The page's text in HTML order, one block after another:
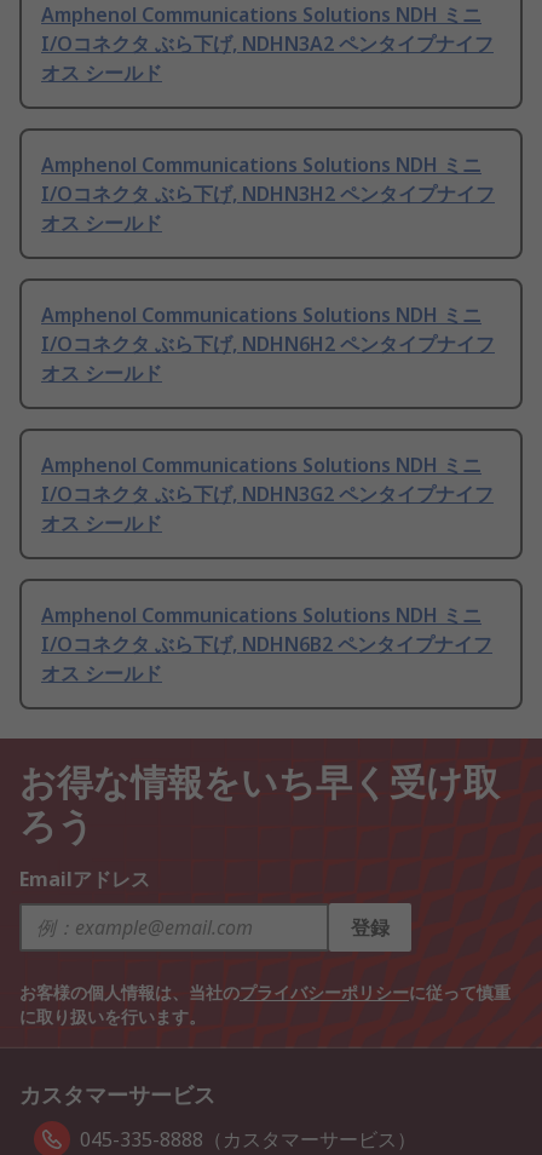
Amphenol Communications Solutions NDH ミニ
I/Oコネクタ ぶら下げ, NDHN3A2 ペンタイプナイフ
オス シールド
Amphenol Communications Solutions NDH ミニ
I/Oコネクタ ぶら下げ, NDHN3H2 ペンタイプナイフ
オス シールド
Amphenol Communications Solutions NDH ミニ
I/Oコネクタ ぶら下げ, NDHN6H2 ペンタイプナイフ
オス シールド
Amphenol Communications Solutions NDH ミニ
I/Oコネクタ ぶら下げ, NDHN3G2 ペンタイプナイフ
オス シールド
Amphenol Communications Solutions NDH ミニ
I/Oコネクタ ぶら下げ, NDHN6B2 ペンタイプナイフ
オス シールド
お得な情報をいち早く受け取
ろう
Emailアドレス
登録
お客様の個人情報は、当社のプライバシーポリシーに従って慎重
に取り扱いを行います。
カスタマーサービス
045-335-8888（カスタマーサービス）